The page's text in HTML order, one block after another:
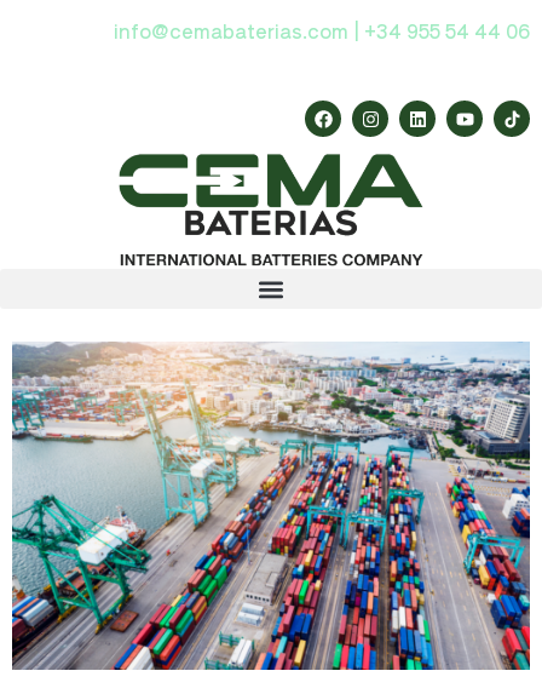
info@cemabaterias.com | +34 955 54 44 06